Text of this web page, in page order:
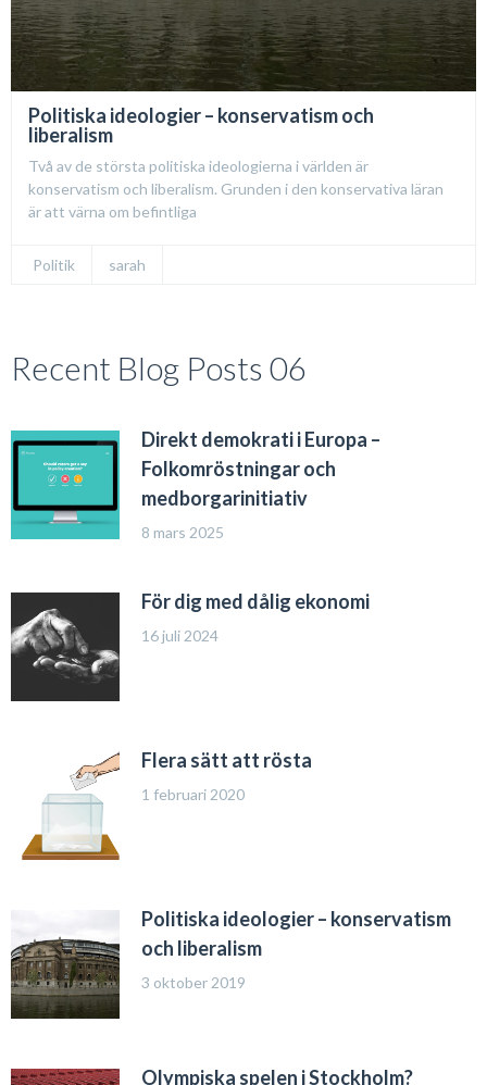
Politiska ideologier – konservatism och
liberalism
Två av de största politiska ideologierna i världen är
konservatism och liberalism. Grunden i den konservativa läran
är att värna om befintliga
Politik sarah
Recent Blog Posts 06
Direkt demokrati i Europa –
Folkomröstningar och
medborgarinitiativ
8 mars 2025
För dig med dålig ekonomi
16 juli 2024
Flera sätt att rösta
1 februari 2020
Politiska ideologier – konservatism
och liberalism
3 oktober 2019
Olympiska spelen i Stockholm?